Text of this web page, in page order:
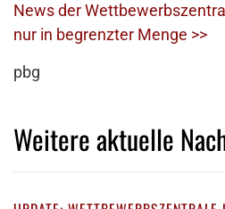
News der
nur in begrenzter Menge >>
pbg
Weitere aktuelle